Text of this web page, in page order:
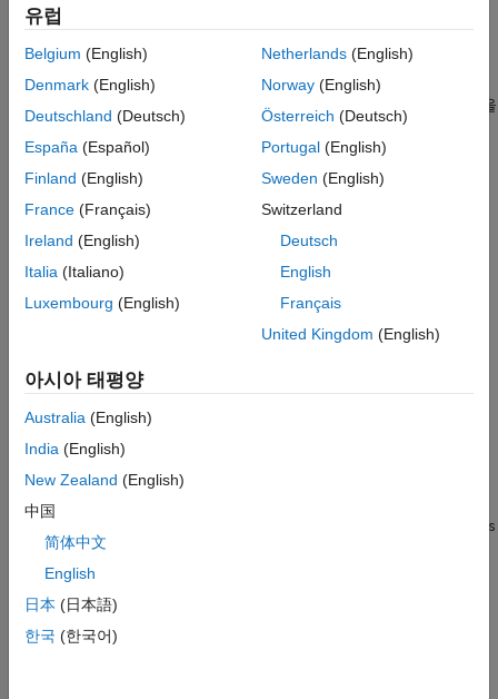
팁
참고 항목
Z= linkage(
군집을 포함하는 트리를 인코딩하는 행렬Z를 반환합니다.
Z= linkage(X,method 는 군집 간의 거리를 측정하는 방법인
를 사용하여 트리를 생성합니다. 자세한 내용은
항목을
참조하십시오.
예제
= linkage( ,
pdist함수에metric 을 전달하여 군집화를 수행합니다.
알고리즘을 사용하고,
사용합니다.
예제
Z= linkage(
pdist_inputs
인수는'seuclidean'
추가 거리 측정법 옵션으로 구성됩니다.
예제
유럽
Belgium (English)
Denmark (English)
Deutschland (Deutsch)
España (Español)
Finland (English)
France (Français)
Ireland (English)
Italia (Italiano)
Luxembourg (English)
Netherlands(English)
Norway(English)
Österreich (Deutsch)
Portugal(English)
Sweden (English)
Switzerland
Deutsch
English
Français
United Kingdom (English)
아시아 태평양
Australia (English)
India (English)
New Zealand (English)
中国
简体中文
English
日本 (日本語)
한국 (한국어)